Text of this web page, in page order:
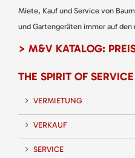
Miete, Kauf und Service von
und Gartengeräten immer auf den
> M&V KATALOG:
THE SPIRIT OF SERVICE
VERMIETUNG
VERKAUF
SERVICE